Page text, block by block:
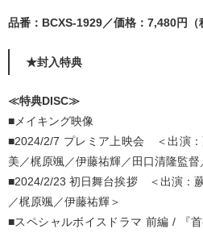
品番：BCXS-1929／価格：7,480円（
★封入特典
≪特典DISC≫
■メイキング映像
■2024/2/7 プレミア上映会 ＜出演
美／梶原颯／伊藤祐輝／田口清隆監督
■2024/2/23 初日舞台挨拶 ＜出演：
／梶原颯／伊藤祐輝＞
■スペシャルボイスドラマ 前編 / 『